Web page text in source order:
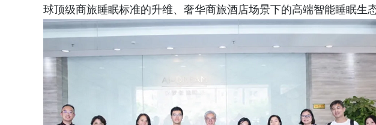
球顶级商旅睡眠标准的升维、奢华商旅酒店场景下的高端智能睡眠生